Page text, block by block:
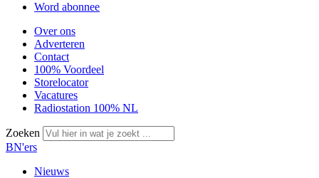
Word abonnee
Over ons
Adverteren
Contact
100% Voordeel
Storelocator
Vacatures
Radiostation 100% NL
Zoeken
BN'ers
Nieuws